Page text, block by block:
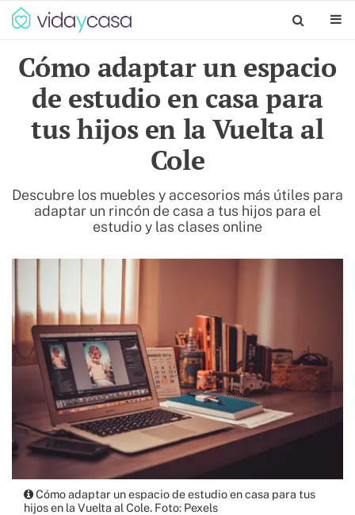
Cómo adaptar un espacio
de estudio en casa para
tus hijos en la Vuelta al
Cole
Descubre los muebles y accesorios más útiles para
adaptar un rincón de casa a tus hijos para el
estudio y las clases online
Cómo adaptar un espacio de estudio en casa para tus
hijos en la Vuelta al Cole. Foto: Pexels